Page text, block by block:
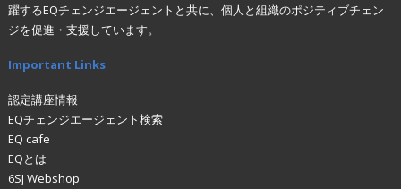
躍するEQチェンジエージェントと共に、個人と組織のポジティブチェン
ジを促進・支援しています。
Important Links
認定講座情報
EQチェンジエージェント検索
EQ cafe
EQとは
6SJ Webshop